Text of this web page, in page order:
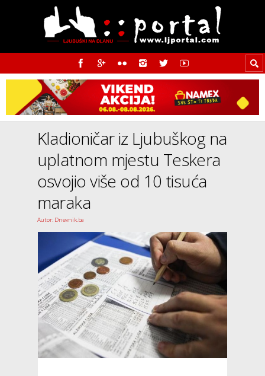
Kladioničar iz Ljubuškog na
uplatnom mjestu Teskera
osvojio više od 10 tisuća
maraka
Autor: Dnevnik.ba